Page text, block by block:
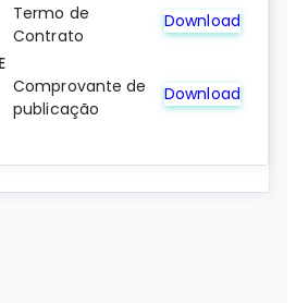
Termo de
Contrato
Download
Comprovante de
publicação
Download